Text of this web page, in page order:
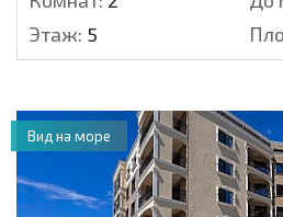
Этаж: 5
Вид на море